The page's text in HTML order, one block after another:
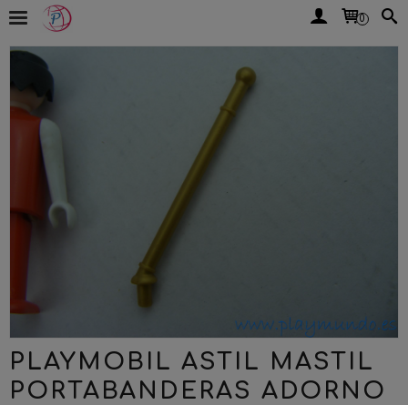
0
PLAYMOBIL ASTIL MASTIL
PORTABANDERAS ADORNO